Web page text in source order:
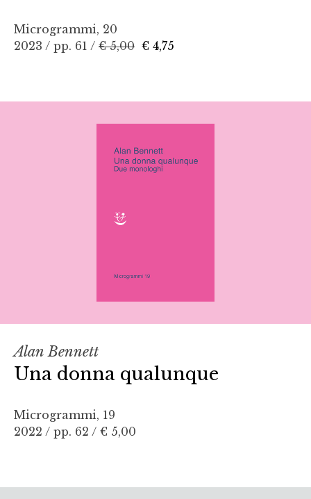
Microgrammi, 20
2023 / pp. 61 / € 5,00 € 4,75
Alan Bennett
Una donna qualunque
Microgrammi, 19
2022 / pp. 62 / € 5,00